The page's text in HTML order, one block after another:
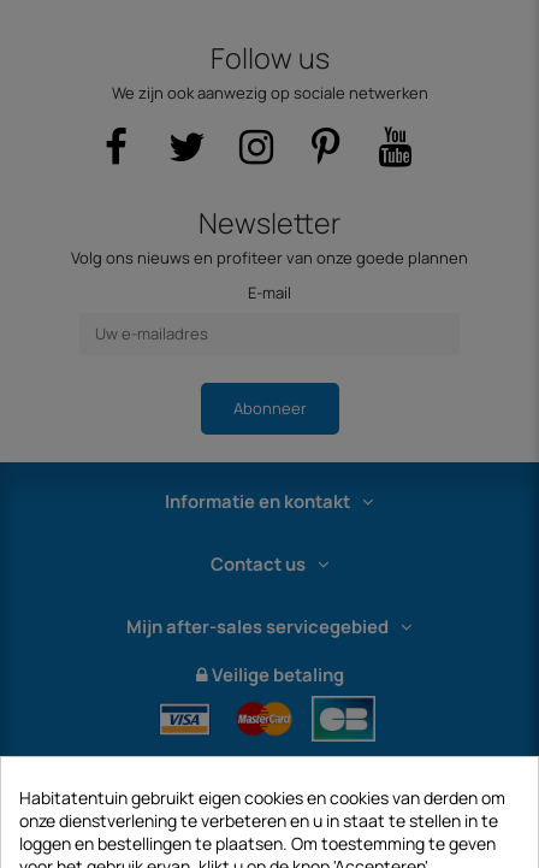
Follow us
We zijn ook aanwezig op sociale netwerken
Newsletter
Volg ons nieuws en profiteer van onze goede plannen
E-mail
Abonneer
Informatie en kontakt
Contact us
Mijn after-sales servicegebied
Veilige betaling
Habitatentuin gebruikt eigen cookies en cookies van derden om
onze dienstverlening te verbeteren en u in staat te stellen in te
loggen en bestellingen te plaatsen. Om toestemming te geven